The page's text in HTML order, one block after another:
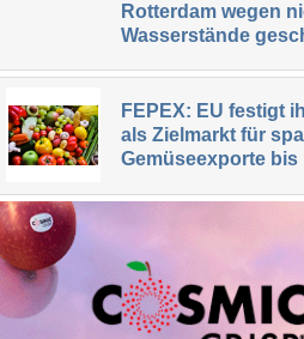
Rotterdam wegen
Wasserstände
FEPEX: EU festigt
als Zielmarkt für
Gemüseexporte bis